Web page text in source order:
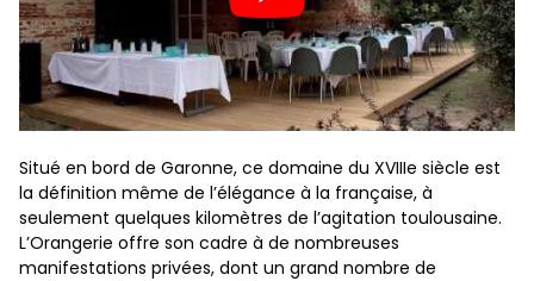
Situé en bord de Garonne, ce domaine du XVIIIe siècle est
la définition même de l’élégance à la française, à
seulement quelques kilomètres de l’agitation toulousaine.
L’Orangerie offre son cadre à de nombreuses
manifestations privées, dont un grand nombre de